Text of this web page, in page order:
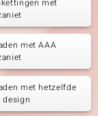
met
met AAA
met hetzelfde
design